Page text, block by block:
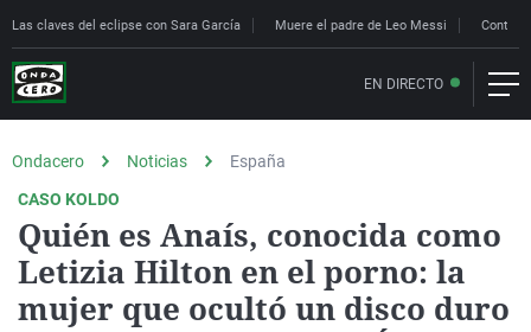
Las claves del eclipse con Sara García Muere el padre de Leo Messi
EN DIRECTO
Ondacero Noticias
España
CASO KOLDO
Quién es Anaís, conocida como
Letizia Hilton en el porno: la
mujer que ocultó un disco duro